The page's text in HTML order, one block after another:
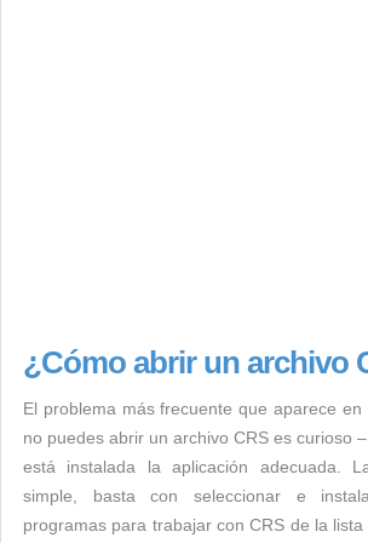
¿Cómo abrir un archivo
El problema más frecuente que aparece
no puedes abrir un archivo CRS es curioso
está instalada la aplicación adecuada.
simple, basta con seleccionar e
programas para trabajar con CRS de la